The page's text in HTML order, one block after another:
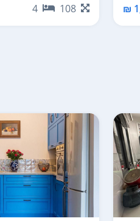
108
4